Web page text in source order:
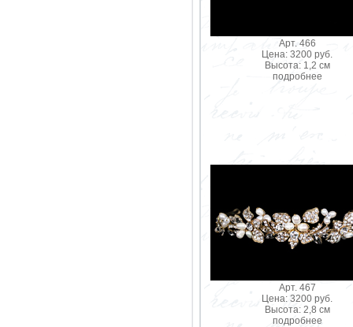
Арт. 466
Цена: 3200 руб.
Высота: 1,2 см
подробнее
Арт. 467
Цена: 3200 руб.
Высота: 2,8 см
подробнее